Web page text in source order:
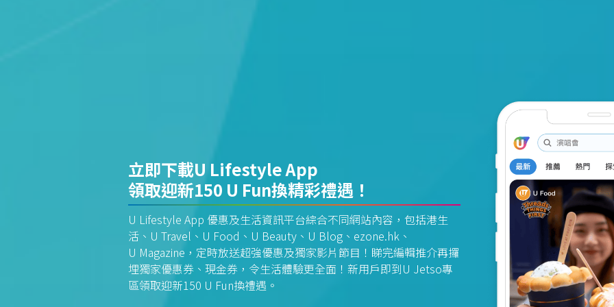
立即下載U Lifestyle App
領取迎新150 U Fun換精彩禮遇！
U Lifestyle App 優惠及生活資訊平台綜合不同網站內容，包括港生
活、U Travel、U Food、U Beauty、U Blog、ezone.hk、
U Magazine，定時放送超強優惠及獨家影片節目！睇完編輯推介再攞
埋獨家優惠券、現金券，令生活體驗更全面！新用戶即到U Jetso專
區領取迎新150 U Fun換禮遇。